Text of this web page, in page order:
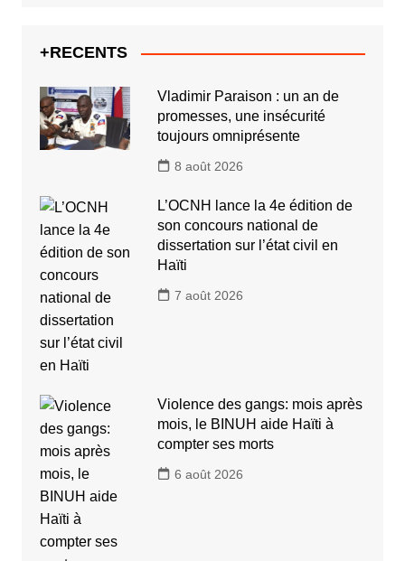
+RECENTS
Vladimir Paraison : un an de
promesses, une insécurité
toujours omniprésente
8 août 2026
L’OCNH lance la 4e édition de
son concours national de
dissertation sur l’état civil en
Haïti
7 août 2026
Violence des gangs: mois après
mois, le BINUH aide Haïti à
compter ses morts
6 août 2026